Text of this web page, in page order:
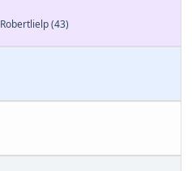
Robertlielp(43)